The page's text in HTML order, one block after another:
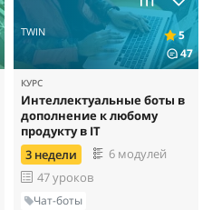
TWIN
5
47
КУРС
Интеллектуальные боты в
дополнение к любому
продукту в IT
3 недели
6 модулей
47 уроков
Чат-боты